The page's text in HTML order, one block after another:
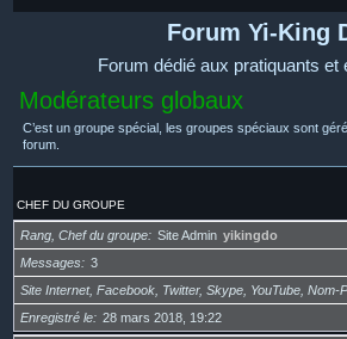
Forum Yi-King
Forum dédié aux pratiquants et
Modérateurs globaux
C’est un groupe spécial, les groupes spéciaux sont
forum.
CHEF DU GROUPE
Rang, Chef du groupe Site Admin yikingdo
Messages
3
Site Internet, Facebook, Twitter, Skype, YouTube, Nom-
Enregistré le
28 mars 2018, 19:22